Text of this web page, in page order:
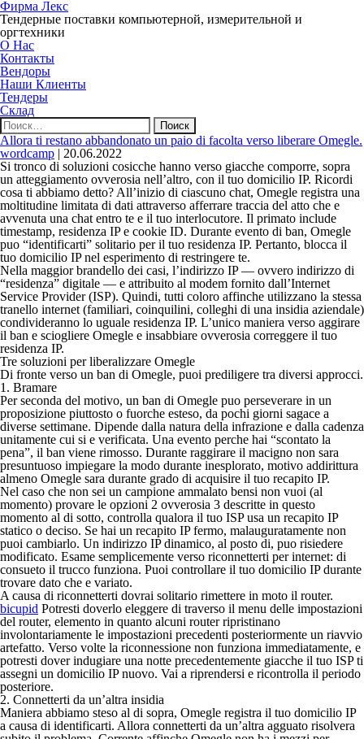
Фирма Лекс
Тендерные поставки компьютерной, измерительной и
оргтехники
О Нас
Контакты
Вендоры
Наши Клиенты
Тендеры
Склад
Найти:
Allora ti restano abbandonato un paio di facolta verso liberare Omegle.
wordcamp | 20.06.2022
Si tronco di soluzioni cosicche hanno verso giacche comporre, sopra
un atteggiamento ovverosia nell’altro, con il tuo domicilio IP. Ricordi
cosa ti abbiamo detto? All’inizio di ciascuno chat, Omegle registra una
moltitudine limitata di dati attraverso afferrare traccia del atto che e
avvenuta una chat entro te e il tuo interlocutore. Il primato include
timestamp, residenza IP e cookie ID. Durante evento di ban, Omegle
puo “identificarti” solitario per il tuo residenza IP. Pertanto, blocca il
tuo domicilio IP nel esperimento di restringere te.
Nella maggior brandello dei casi, l’indirizzo IP — ovvero indirizzo di
“residenza” digitale — e attribuito al modem fornito dall’Internet
Service Provider (ISP). Quindi, tutti coloro affinche utilizzano la stessa
tranello internet (familiari, coinquilini, colleghi di una insidia aziendale)
condivideranno lo uguale residenza IP. L’unico maniera verso aggirare
il ban e sciogliere Omegle e insabbiare ovverosia correggere il tuo
residenza IP.
Tre soluzioni per liberalizzare Omegle
Di fronte verso un ban di Omegle, puoi prediligere tra diversi approcci.
1. Bramare
Per seconda del motivo, un ban di Omegle puo perseverare in un
proposizione piuttosto o fuorche esteso, da pochi giorni sagace a
diverse settimane. Dipende dalla natura della infrazione e dalla cadenza
unitamente cui si e verificata. Una evento perche hai “scontato la
pena”, il ban viene rimosso. Durante raggirare il macigno non sara
presuntuoso impiegare la modo durante inesplorato, motivo addirittura
almeno Omegle sara durante grado di acquisire il tuo recapito IP.
Nel caso che non sei un campione ammalato bensi non vuoi (al
momento) provare le opzioni 2 ovverosia 3 descritte in questo
momento al di sotto, controlla qualora il tuo ISP usa un recapito IP
statico o deciso. Se hai un recapito IP fermo, malauguratamente non
puoi cambiarlo. Un indirizzo IP dinamico, al posto di, puo risiedere
modificato. Esame semplicemente verso riconnetterti per internet: di
consueto il trucco funziona. Puoi controllare il tuo domicilio IP durante
trovare dato che e variato.
A causa di riconnetterti dovrai solitario rimettere in moto il router.
bicupid Potresti doverlo eleggere di traverso il menu delle impostazioni
del router, elemento in quanto alcuni router ripristinano
involontariamente le impostazioni precedenti posteriormente un riavvio
artefatto. Verso volte la riconnessione non funziona immediatamente, e
potresti dover indugiare una notte precedentemente giacche il tuo ISP ti
assegni un domicilio IP nuovo. Vai a riprendersi e ricontrolla il periodo
posteriore.
2. Connetterti da un’altra insidia
Maniera abbiamo steso al di sopra, Omegle registra il tuo domicilio IP
a causa di identificarti. Allora connetterti da un’altra agguato risolvera